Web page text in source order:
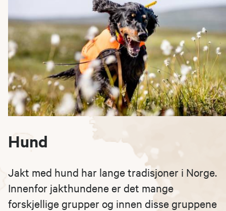
Hund
Jakt med hund har lange tradisjoner i Norge.
Innenfor jakthundene er det mange
forskjellige grupper og innen disse gruppene